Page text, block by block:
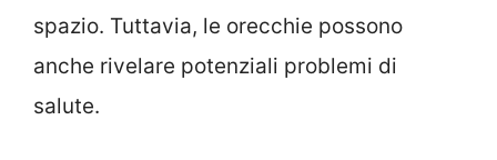
spazio. Tuttavia, le orecchie possono
anche rivelare potenziali problemi di
salute.